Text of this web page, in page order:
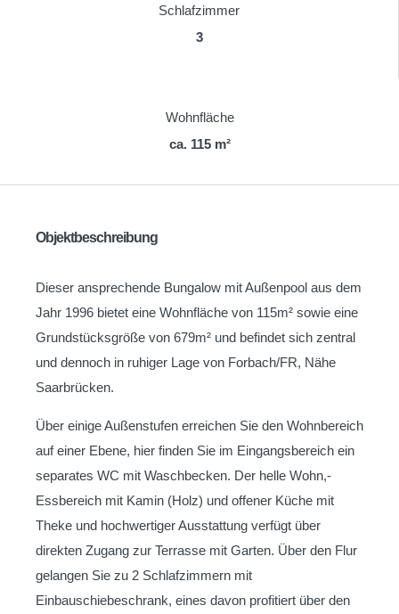
Schlafzimmer
3
Wohnfläche
ca. 115 m²
Objektbeschreibung
Dieser ansprechende Bungalow mit Außenpool aus dem
Jahr 1996 bietet eine Wohnfläche von 115m² sowie eine
Grundstücksgröße von 679m² und befindet sich zentral
und dennoch in ruhiger Lage von Forbach/FR, Nähe
Saarbrücken.
Über einige Außenstufen erreichen Sie den Wohnbereich
auf einer Ebene, hier finden Sie im Eingangsbereich ein
separates WC mit Waschbecken. Der helle Wohn,-
Essbereich mit Kamin (Holz) und offener Küche mit
Theke und hochwertiger Ausstattung verfügt über
direkten Zugang zur Terrasse mit Garten. Über den Flur
gelangen Sie zu 2 Schlafzimmern mit
Einbauschiebeschrank, eines davon profitiert über den